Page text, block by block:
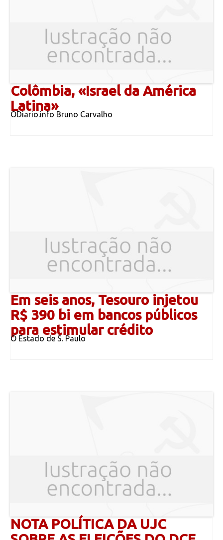
Colômbia, «Israel da América
Latina»
ODiario.info Bruno Carvalho
Em seis anos, Tesouro injetou
R$ 390 bi em bancos públicos
para estimular crédito
O Estado de S. Paulo
NOTA POLÍTICA DA UJC